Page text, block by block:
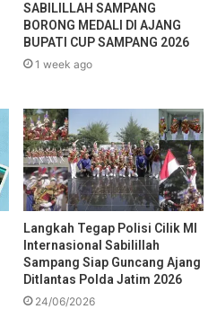
SABILILLAH SAMPANG
BORONG MEDALI DI AJANG
BUPATI CUP SAMPANG 2026
1 week ago
Langkah Tegap Polisi Cilik MI
Internasional Sabilillah
Sampang Siap Guncang Ajang
Ditlantas Polda Jatim 2026
24/06/2026